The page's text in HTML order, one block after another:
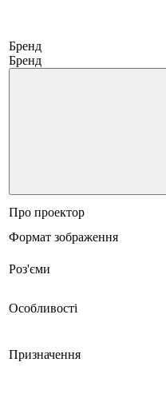
Бренд
Бренд
Про проектор
Формат зображення
Роз'єми
Особливості
Призначення